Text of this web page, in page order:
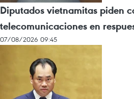
Diputados vietnamitas piden
telecomunicaciones en
07/08/2026 09:45